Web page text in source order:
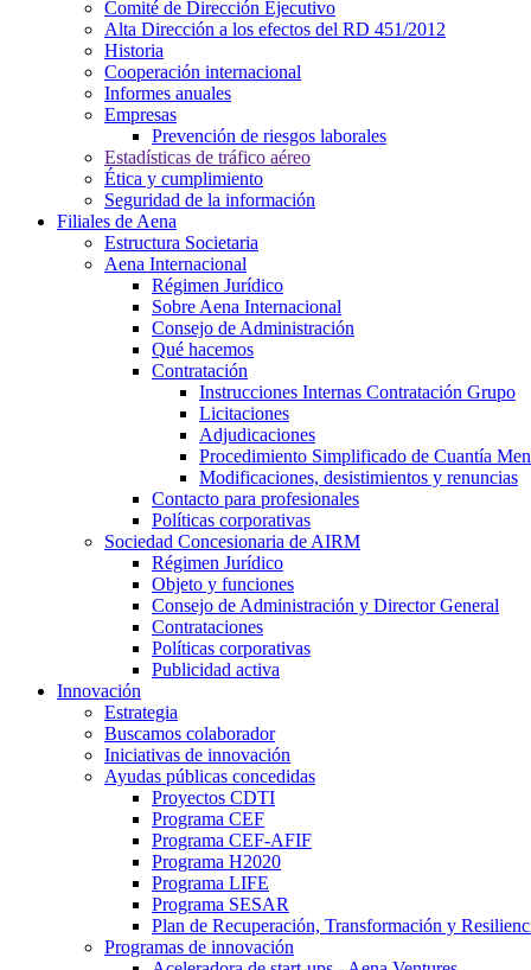
Comité de Dirección Ejecutivo
Alta Dirección a los efectos del RD 451/2012
Historia
Cooperación internacional
Informes anuales
Empresas
Prevención de riesgos laborales
Estadísticas de tráfico aéreo
Ética y cumplimiento
Seguridad de la información
Filiales de Aena
Estructura Societaria
Aena Internacional
Régimen Jurídico
Sobre Aena Internacional
Consejo de Administración
Qué hacemos
Contratación
Instrucciones Internas Contratación Grupo
Licitaciones
Adjudicaciones
Procedimiento Simplificado de Cuantía
Modificaciones, desistimientos y renuncias
Contacto para profesionales
Políticas corporativas
Sociedad Concesionaria de AIRM
Régimen Jurídico
Objeto y funciones
Consejo de Administración y Director General
Contrataciones
Políticas corporativas
Publicidad activa
Innovación
Estrategia
Buscamos colaborador
Iniciativas de innovación
Ayudas públicas concedidas
Proyectos CDTI
Programa CEF
Programa CEF-AFIF
Programa H2020
Programa LIFE
Programa SESAR
Plan de Recuperación, Transformación y
Programas de innovación